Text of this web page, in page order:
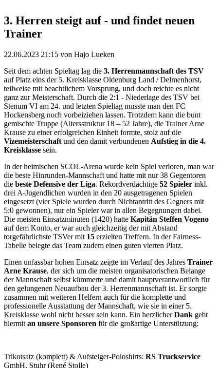
3. Herren steigt auf - und findet neuen
Trainer
22.06.2023 21:15 von Hajo Lueken
Seit dem achten Spieltag lag die 3. Herrenmannschaft des TSV
auf Platz eins der 5. Kreisklasse Oldenburg Land / Delmenhorst,
teilweise mit beachtlichem Vorsprung, und doch reichte es nicht
ganz zur Meisterschaft. Durch die 2:1 - Niederlage des TSV bei
Stenum VI am 24. und letzten Spieltag musste man den FC
Hockensberg noch vorbeiziehen lassen. Trotzdem kann die bunt
gemischte Truppe (Altersstruktur 18 – 52 Jahre), die Trainer Arne
Krause zu einer erfolgreichen Einheit formte, stolz auf die
Vizemeisterschaft und den damit verbundenen Aufstieg in die 4.
Kreisklasse sein.
In der heimischen SCOL-Arena wurde kein Spiel verloren, man war
die beste Hinrunden-Mannschaft und hatte mit nur 38 Gegentoren
die beste Defensive der Liga. Rekordverdächtige 52 Spieler inkl.
drei A-Jugendlichen wurden in den 20 ausgetragenen Spielen
eingesetzt (vier Spiele wurden durch Nichtantritt des Gegners mit
5:0 gewonnen), nur ein Spieler war in allen Begegnungen dabei.
Die meisten Einsatzminuten (1420) hatte Kapitän Steffen Vogeno
auf dem Konto, er war auch gleichzeitig der mit Abstand
torgefährlichste TSVer mit 15 erzielten Treffern. In der Fairness-
Tabelle belegte das Team zudem einen guten vierten Platz.
Einen unfassbar hohen Einsatz zeigte im Verlauf des Jahres Trainer
Arne Krause, der sich um die meisten organisatorischen Belange
der Mannschaft selbst kümmerte und damit hauptverantwortlich für
den gelungenen Neuaufbau der 3. Herrenmannschaft ist. Er sorgte
zusammen mit weiteren Helfern auch für die komplette und
professionelle Ausstattung der Mannschaft, wie sie in einer 5.
Kreisklasse wohl nicht besser sein kann. Ein herzlicherDank geht
hiermit an unsere Sponsoren für die großartige Unterstützung:
Trikotsatz (komplett) & Aufsteiger-Poloshirts: RS Truckservice
GmbH, Stuhr (René Stolle)